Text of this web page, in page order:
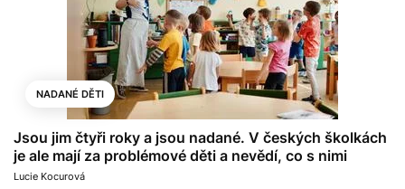
NADANÉ DĚTI
Jsou jim čtyři roky a jsou nadané. V českých školkách
je ale mají za problémové děti a nevědí, co s nimi
Lucie Kocurová